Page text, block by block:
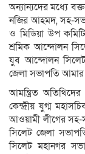
অন্যান্যদের মধ্যে
নজির আহমদ, সহ-
ও মিডিয়া উপ
শ্রমিক আন্দোলন
যুব আন্দোলন
জেলা সভাপতি
আমন্ত্রিত
কেন্দ্রীয় যুগ্ম
আওয়ামী লীগের সহ-
সিলেট জেলা
সিলেট মহানগর